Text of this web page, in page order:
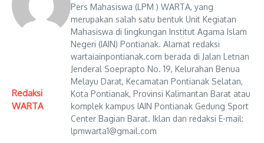
Redaksi
WARTA
Pers Mahasiswa (LPM ) WARTA, yang
merupakan salah satu bentuk Unit Kegiatan
Mahasiswa di lingkungan Institut Agama Islam
Negeri (IAIN) Pontianak. Alamat redaksi
wartaiainpontianak.com berada di Jalan Letnan
Jenderal Soeprapto No. 19, Kelurahan Benua
Melayu Darat, Kecamatan Pontianak Selatan,
Kota Pontianak, Provinsi Kalimantan Barat atau
komplek kampus IAIN Pontianak Gedung Sport
Center Bagian Barat. Iklan dan redaksi E-mail:
lpmwarta1@gmail.com